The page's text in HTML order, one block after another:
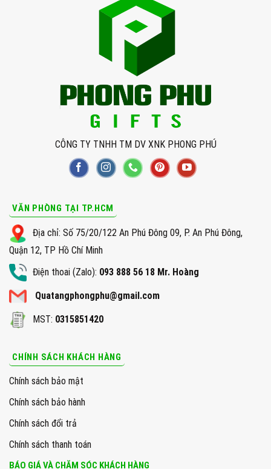
CÔNG TY TNHH TM DV XNK PHONG PHÚ
VĂN PHÒNG TẠI TP.HCM
Địa chỉ: Số 75/20/122 An Phú Đông 09, P. An Phú Đông,
Quận 12, TP Hồ Chí Minh
Điện thoai (Zalo): 093 888 56 18 Mr. Hoàng
Quatangphongphu@gmail.com
MST: 0315851420
CHÍNH SÁCH KHÁCH HÀNG
Chính sách bảo mật
Chính sách bảo hành
Chính sách đổi trả
Chính sách thanh toán
BÁO GIÁ VÀ CHĂM SÓC KHÁCH HÀNG